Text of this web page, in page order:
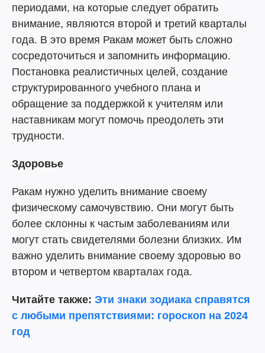
периодами, на которые следует обратить
внимание, являются второй и третий кварталы
года. В это время Ракам может быть сложно
сосредоточиться и запомнить информацию.
Постановка реалистичных целей, создание
структурированного учебного плана и
обращение за поддержкой к учителям или
наставникам могут помочь преодолеть эти
трудности.
Здоровье
Ракам нужно уделить внимание своему
физическому самочувствию. Они могут быть
более склонны к частым заболеваниям или
могут стать свидетелями болезни близких. Им
важно уделить внимание своему здоровью во
втором и четвертом кварталах года.
Читайте также: Эти знаки зодиака справятся
с любыми препятствиями: гороскоп на 2024
год